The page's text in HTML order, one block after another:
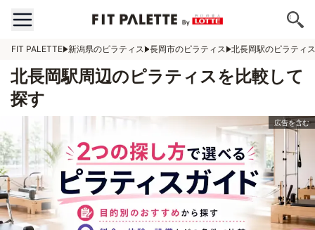
FIT PALETTE 新潟県のピラティス 長岡市のピラティス 北長岡駅のピラティス
北長岡駅周辺のピラティスを比較して
探す